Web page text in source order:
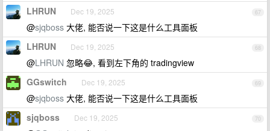
67
LHRUN Dec 19, 2025
@sjqboss 大佬, 能否说一下这是什么工具面板
68
LHRUN Dec 19, 2025
@LHRUN 忽略😂, 看到左下角的 tradingview
69
GGswitch Dec 19, 2025
@sjqboss 大佬, 能否说一下这是什么工具面板
70
sjqboss Dec 19, 2025